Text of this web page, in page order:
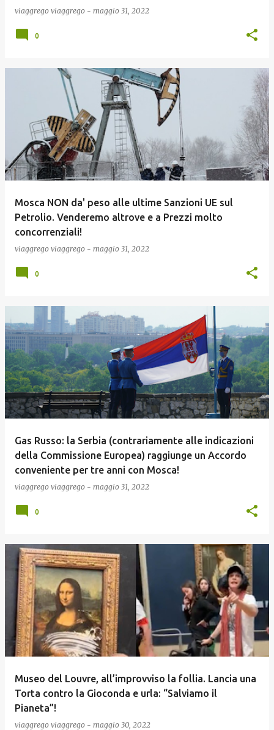
viaggrego viaggrego - maggio 31, 2022
0
Mosca NON da' peso alle ultime Sanzioni UE sul
Petrolio. Venderemo altrove e a Prezzi molto
concorrenziali!
viaggrego viaggrego - maggio 31, 2022
0
Gas Russo: la Serbia (contrariamente alle indicazioni
della Commissione Europea) raggiunge un Accordo
conveniente per tre anni con Mosca!
viaggrego viaggrego - maggio 31, 2022
0
Museo del Louvre, all’improvviso la follia. Lancia una
Torta contro la Gioconda e urla: “Salviamo il
Pianeta”!
viaggrego viaggrego - maggio 30, 2022